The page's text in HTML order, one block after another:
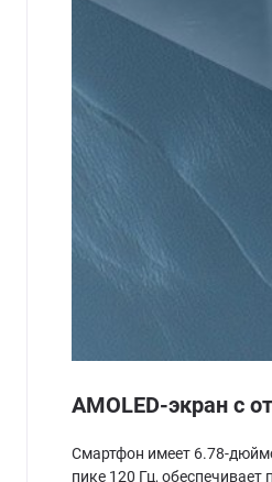
AMOLED-экран с
Смартфон имеет 6.78-
пике 120 Гц,